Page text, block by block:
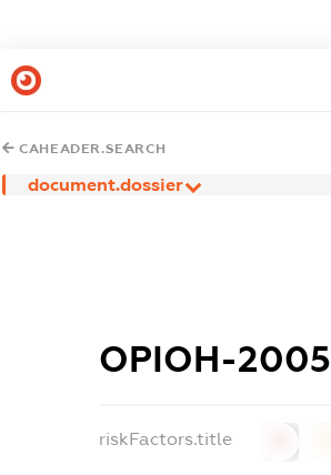
CAHEADER.SEARCH
document.dossier
ОРІОН-2005
riskFactors.title